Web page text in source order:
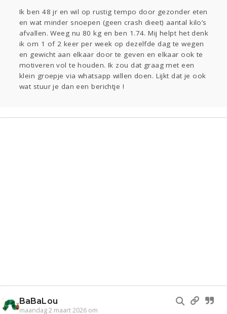
Entertainment
Lijf & Lijn
Kinderen
Digi
Eten Mode & Beauty
Thuis Klussen
Ik ben 48 jr en wil op rustig tempo door gezonder eten
en wat minder snoepen (geen crash dieet) aantal kilo’s
afvallen. Weeg nu 80 kg en ben 1.74. Mij helpt het denk
ik om 1 of 2 keer per week op dezelfde dag te wegen
en gewicht aan elkaar door te geven en elkaar ook te
motiveren vol te houden. Ik zou dat graag met een
klein groepje via whatsapp willen doen. Lijkt dat je ook
wat stuur je dan een berichtje !
BaBaLou
maandag 2 maart 2026 om